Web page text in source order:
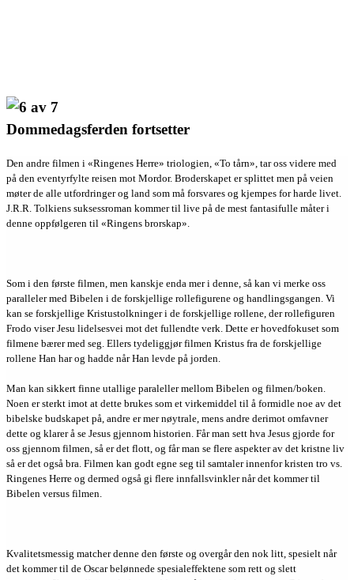
Dommedagsferden fortsetter
Den andre filmen i «Ringenes Herre» triologien, «To tårn», tar oss videre med
på den eventyrfylte reisen mot Mordor. Broderskapet er splittet men på veien
møter de alle utfordringer og land som må forsvares og kjempes for harde livet.
J.R.R. Tolkiens suksessroman kommer til live på de mest fantasifulle måter i
denne oppfølgeren til «Ringens brorskap».
Som i den første filmen, men kanskje enda mer i denne, så kan vi merke oss
paralleler med Bibelen i de forskjellige rollefigurene og handlingsgangen. Vi
kan se forskjellige Kristustolkninger i de forskjellige rollene, der rollefiguren
Frodo viser Jesu lidelsesvei mot det fullendte verk. Dette er hovedfokuset som
filmene bærer med seg. Ellers tydeliggjør filmen Kristus fra de forskjellige
rollene Han har og hadde når Han levde på jorden.
Man kan sikkert finne utallige paraleller mellom Bibelen og filmen/boken.
Noen er sterkt imot at dette brukes som et virkemiddel til å formidle noe av det
bibelske budskapet på, andre er mer nøytrale, mens andre derimot omfavner
dette og klarer å se Jesus gjennom historien. Får man sett hva Jesus gjorde for
oss gjennom filmen, så er det flott, og får man se flere aspekter av det kristne liv
så er det også bra. Filmen kan godt egne seg til samtaler innenfor kristen tro vs.
Ringenes Herre og dermed også gi flere innfallsvinkler når det kommer til
Bibelen versus filmen.
Kvalitetsmessig matcher denne den første og overgår den nok litt, spesielt når
det kommer til de Oscar belønnede spesialeffektene som rett og slett